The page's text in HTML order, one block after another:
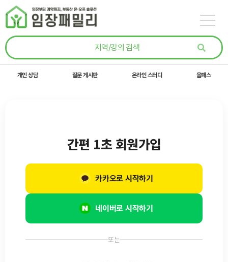
콘텐츠로
건너뛰기
개인 상담 질문 게시판 온라인 스터디 올패스
또는
간편 1초 회원가입
네이버로 시작하기
카카오로 시작하기